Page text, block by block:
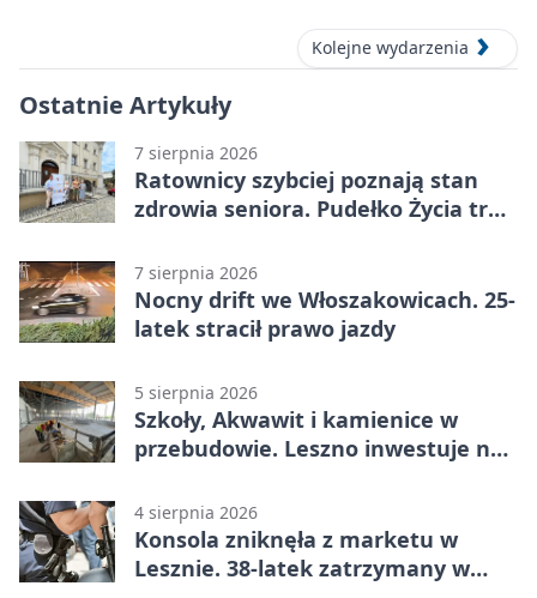
Kolejne wydarzenia
Ostatnie Artykuły
7 sierpnia 2026
Ratownicy szybciej poznają stan
zdrowia seniora. Pudełko Życia trafi
7 sierpnia 2026
Nocny drift we Włoszakowicach. 25-
latek stracił prawo jazdy
5 sierpnia 2026
Szkoły, Akwawit i kamienice w
przebudowie. Leszno inwestuje na
4 sierpnia 2026
Konsola zniknęła z marketu w
Lesznie. 38-latek zatrzymany w